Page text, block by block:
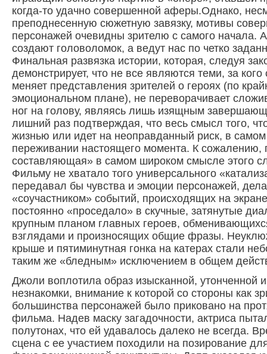
когда-то удачно совершенной аферы.Однако,
преподнесенную сюжетную завязку, мотивы
персонажей очевидны зрителю с самого начала.
создают головоломок, а ведут нас по четко
Финальная развязка истории, которая, следуя
демонстрирует, что не все являются теми, за
меняет представления зрителей о героях (по
эмоциональном плане), не переворачивает
ног на голову, являясь лишь изящным
лишний раз подтверждая, что весь смысл того,
жизнью или идет на неоправданный риск, в
переживании настоящего момента. К сожалению,
составляющая» в самом широком смысле этого
Фильму не хватало того универсального
передавал бы чувства и эмоции персонажей,
«соучастником» событий, происходящих на
постоянно «проседало» в скучные, затянутые
крупным планом главных героев,
взглядами и произносящих общие фразы.
крыше и пятиминутная гонка на катерах стали
таким же «бледным» исключением в общем
Джоли воплотила образ изысканной, утонченной
незнакомки, внимание к которой со стороны как
большинства персонажей было приковано на
фильма. Надев маску загадочности, актриса
полутонах, что ей удавалось далеко не всегда.
сцена с ее участием походили на позирование